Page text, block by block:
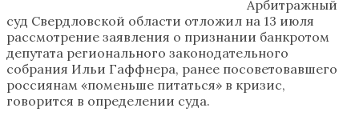
Арбитражный
суд Свердловской области отложил на 13 июля
рассмотрение заявления о признании банкротом
депутата регионального законодательного
собрания Ильи Гаффнера, ранее посоветовавшего
россиянам «поменьше питаться» в кризис,
говорится в определении суда.